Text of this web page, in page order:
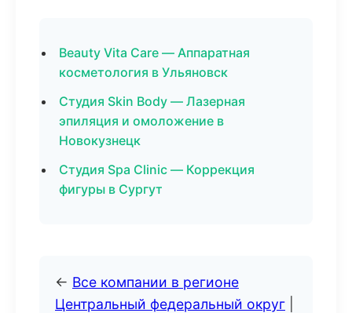
Beauty Vita Care — Аппаратная
косметология в Ульяновск
Студия Skin Body — Лазерная
эпиляция и омоложение в
Новокузнецк
Студия Spa Clinic — Коррекция
фигуры в Сургут
← Все компании в регионе
Центральный федеральный округ